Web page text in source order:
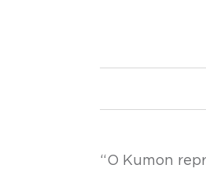
“O Kumon